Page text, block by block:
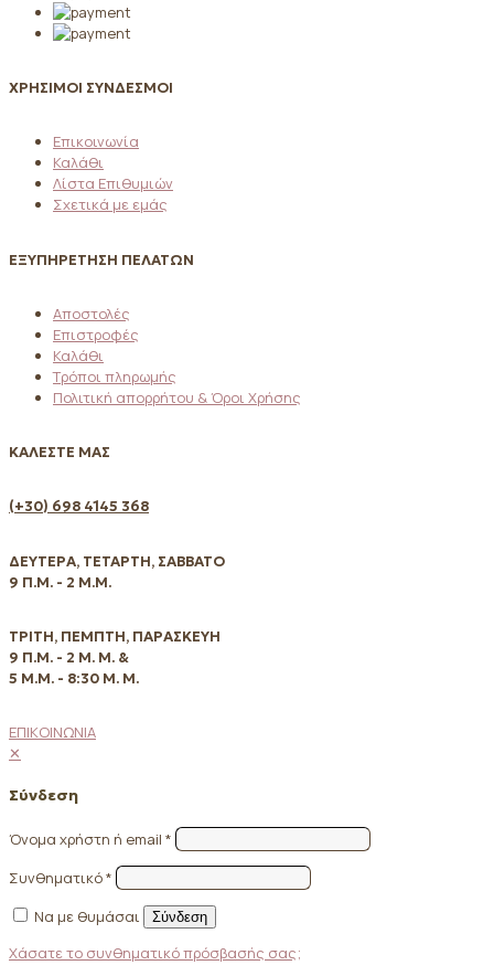
ΧΡΗΣΙΜΟΙ ΣΥΝΔΕΣΜΟΙ
Επικοινωνία
Καλάθι
Λίστα Επιθυμιών
Σχετικά με εμάς
ΕΞΥΠΗΡΕΤΗΣΗ ΠΕΛΑΤΩΝ
Αποστολές
Επιστροφές
Καλάθι
Τρόποι πληρωμής
Πολιτική απορρήτου & Όροι Χρήσης
ΚΑΛΕΣΤΕ ΜΑΣ
(+30) 698 4145 368
ΔΕΥΤΕΡΑ, ΤΕΤΑΡΤΗ, ΣΑΒΒΑΤΟ
9 Π.Μ. - 2 Μ.Μ.
ΤΡΙΤΗ, ΠΕΜΠΤΗ, ΠΑΡΑΣΚΕΥΗ
9 Π.Μ. - 2 Μ. Μ. &
5 Μ.Μ. - 8:30 Μ. Μ.
ΕΠΙΚΟΙΝΩΝΙΑ
✕
Σύνδεση
Όνομα χρήστη ή email *
Συνθηματικό*
Να με θυμάσαι
Σύνδεση
Χάσατε το συνθηματικό πρόσβασής σας;